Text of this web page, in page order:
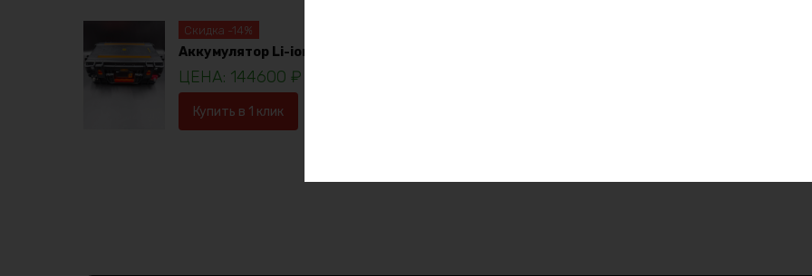
Скидка -14%
Аккумулятор Li-ion 36в 120ач
144600 ₽
Купить в 1 клик